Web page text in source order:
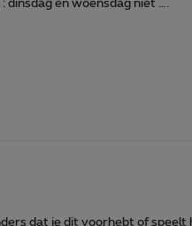
dinsdag en woensdag niet ….
dat je dit voorhebt of